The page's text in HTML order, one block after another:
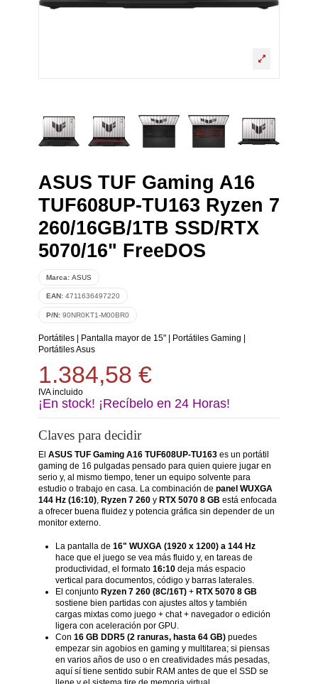
ASUS TUF Gaming A16
TUF608UP-TU163 Ryzen 7
260/16GB/1TB SSD/RTX
5070/16" FreeDOS
Marca: ASUS
EAN: 4711636497220
P/N: 90NR0KT1-M00BR0
Portátiles| Pantalla mayor de 15"| Portátiles Gaming
Portátiles Asus
1.384,58 €
IVA incluido
¡En stock! ¡Recíbelo en 24 Horas!
Claves para decidir
El ASUS TUF Gaming A16 TUF608UP-TU163es un portátil
gaming de 16 pulgadas pensado para quien quiere jugar en
serio y, al mismo tiempo, tener un equipo solvente para
estudio o trabajo en casa. La combinación de panel WUXGA
144 Hz (16:10), Ryzen 7 260y RTX 5070 8 GB está enfocada
a ofrecer buena fluidez y potencia gráfica sin depender de un
monitor externo.
La pantalla de 16" WUXGA (1920 x 1200) a 144 Hz
hace que el juego se vea más fluido y, en tareas de
productividad, el formato 16:10deja más espacio
vertical para documentos, código y barras laterales.
El conjunto Ryzen 7 260 (8C/16T)+ RTX 5070 8 GB
sostiene bien partidas con ajustes altos y también
cargas mixtas como juego + chat + navegador o edición
ligera con aceleración por GPU.
Con 16 GB DDR5 (2 ranuras, hasta 64 GB)puedes
empezar sin agobios en gaming y multitarea; si piensas
en varios años de uso o en creatividades más pesadas,
aquí sí tiene sentido subir RAM antes de que el SSD se